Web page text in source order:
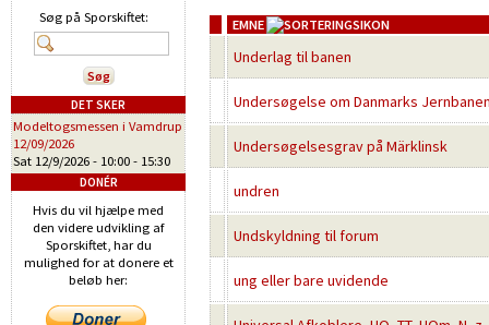
EMNE
Underlag til banen
Undersøgelse om Danmarks
Undersøgelsesgrav på Märklinsk
undren
Undskyldning til forum
ung eller bare uvidende
Søg på Sporskiftet:
DET SKER
Modeltogsmessen i Vamdrup
12/09/2026
Sat 12/9/2026 - 10:00 - 15:30
DONÉR
Hvis du vil hjælpe med
den videre udvikling af
Sporskiftet, har du
mulighed for at donere et
beløb her: